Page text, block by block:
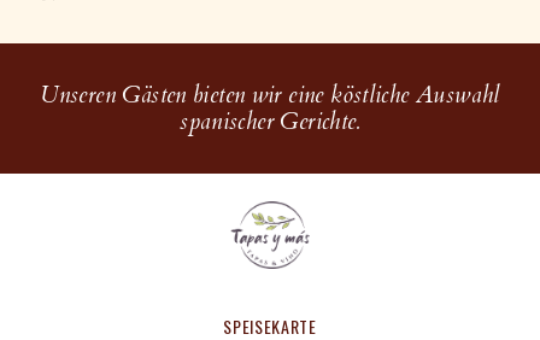
Unseren Gästen bieten wir eine köstliche Auswahl
spanischer Gerichte.
SPEISEKARTE